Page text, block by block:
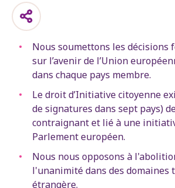
Nous soumettons les décisions
sur l’avenir de l’Union
dans chaque pays membre.
Le droit d’Initiative citoyenne
de signatures dans sept pays)
contraignant et lié à une
Parlement européen.
Nous nous opposons à
l'unanimité dans des
étrangère.